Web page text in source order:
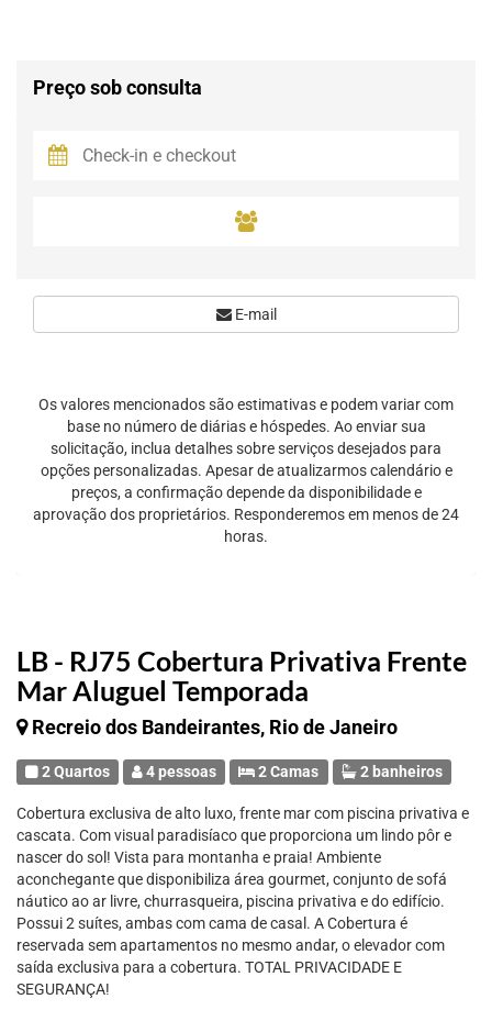
LB - RJ75 Cobertura Privativa Frente
Mar Aluguel Temporada
Recreio dos Bandeirantes, Rio de Janeiro
2 Quartos 4 pessoas 2 Camas 2 banheiros
Cobertura exclusiva de alto luxo, frente mar com piscina privativa e
cascata. Com visual paradisíaco que proporciona um lindo pôr e
nascer do sol! Vista para montanha e praia! Ambiente
aconchegante que disponibiliza área gourmet, conjunto de sofá
náutico ao ar livre, churrasqueira, piscina privativa e do edifício.
Possui 2 suítes, ambas com cama de casal. A Cobertura é
reservada sem apartamentos no mesmo andar, o elevador com
saída exclusiva para a cobertura. TOTAL PRIVACIDADE E
SEGURANÇA!
Preço sob consulta
E-mail
Os valores mencionados são estimativas e podem variar com
base no número de diárias e hóspedes. Ao enviar sua
solicitação, inclua detalhes sobre serviços desejados para
opções personalizadas. Apesar de atualizarmos calendário e
preços, a confirmação depende da disponibilidade e
aprovação dos proprietários. Responderemos em menos de 24
horas.